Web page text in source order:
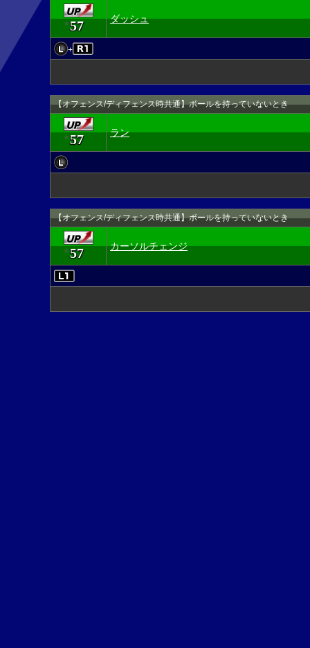
★57 ダッシュ
+
【オフェンス/ディフェンス時共通】ボールを持っていないとき
★57 ラン
【オフェンス/ディフェンス時共通】ボールを持っていないとき
★57 カーソルチェンジ